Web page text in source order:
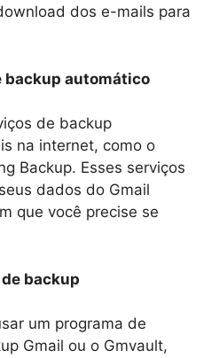
dos e-mails para
backup automático
de backup
na internet, como o
Backup. Esses serviços
dados do Gmail
que você precise se
backup
um programa de
Gmail ou o Gmvault,